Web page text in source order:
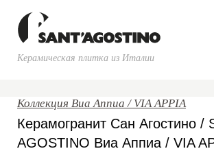
Керамическая плитка из Италии
Коллекция Виа Аппиа / VIA APPIA
Керамогранит Сан Агостино /
AGOSTINO Виа Аппиа / VIA